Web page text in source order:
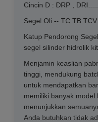
Cincin D : DRP , DRI.....
Segel Oli -- TC TB TCV
Katup Pendorong
segel silinder hidrolik
Menjamin keaslian
tinggi, mendukung
untuk mendapatkan
memiliki banyak
menunjukkan
Anda butuhkan tidak